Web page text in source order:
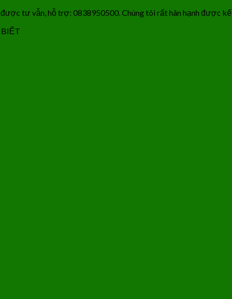
tư vẫn, hỗ trợ: 0838950500. Chúng tôi rất hân hạnh được
BIẾT